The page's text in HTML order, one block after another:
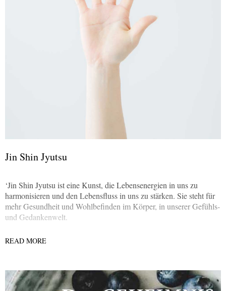
Jin Shin Jyutsu
‘Jin Shin Jyutsu ist eine Kunst, die Lebensenergien in uns zu
harmonisieren und den Lebensfluss in uns zu stärken. Sie steht für
mehr Gesundheit und Wohlbefinden im Körper, in unserer Gefühls-
und Gedankenwelt.
READ MORE